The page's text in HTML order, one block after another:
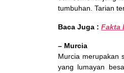
tumbuhan. Tarian
Baca Juga : Fakta
– Murcia
Murcia merupakan
yang lumayan